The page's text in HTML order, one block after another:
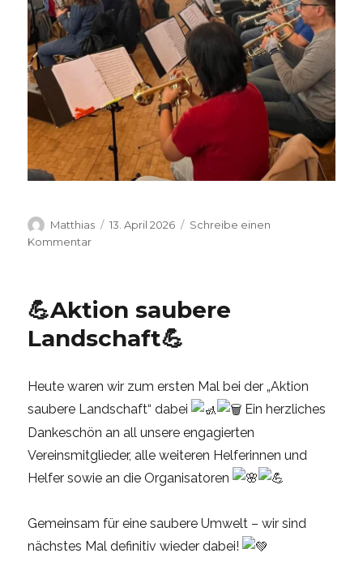
Autor
Matthias
Veröffentlicht
13. April 2026
Schreibe einen
Kommentarzu
Konzert
💪Aktion saubere
Landschaft💪
Heute waren wir zum ersten Mal bei der „Aktion
saubere Landschaft“ dabei
Ein herzliches
Dankeschön an all unsere engagierten
Vereinsmitglieder, alle weiteren Helferinnen und
Helfer sowie an die Organisatoren
Gemeinsam für eine saubere Umwelt – wir sind
nächstes Mal definitiv wieder dabei!